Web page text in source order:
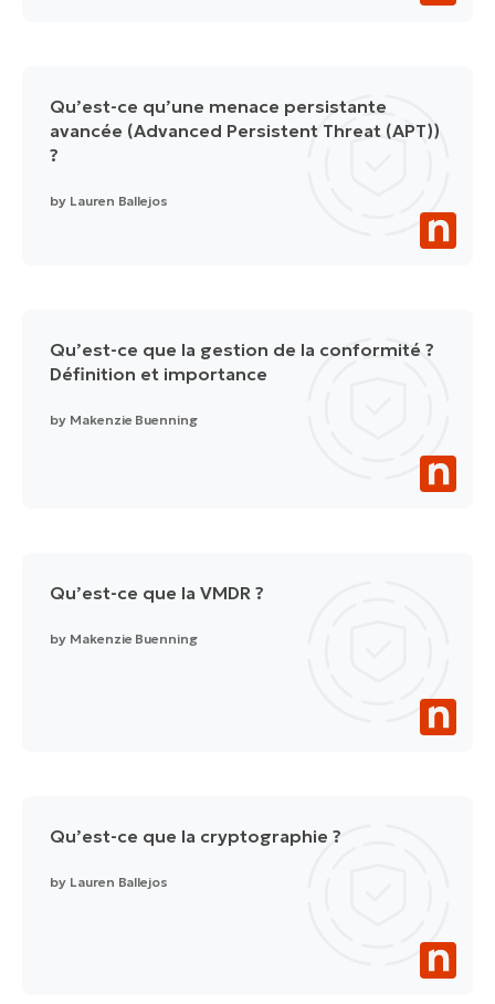
Qu’est-ce qu’une menace persistante
avancée (Advanced Persistent Threat (APT))
?
by Lauren Ballejos
Qu’est-ce que la gestion de la conformité ?
Définition et importance
by Makenzie Buenning
Qu’est-ce que la VMDR ?
by Makenzie Buenning
Qu’est-ce que la cryptographie ?
by Lauren Ballejos